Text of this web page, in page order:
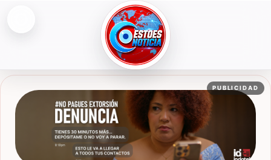
ESTOESNOTICIA|NOTICIAS
PUBLICIDAD